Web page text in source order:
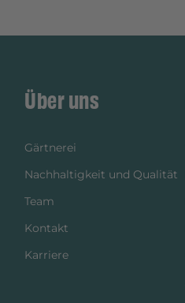
Über uns
Gärtnerei
Nachhaltigkeit und Qualität
Team
Kontakt
Karriere